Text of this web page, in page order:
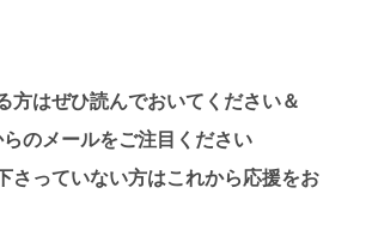
はぜひ読んでおいてください＆
のメールをご注目ください
っていない方はこれから応援をお